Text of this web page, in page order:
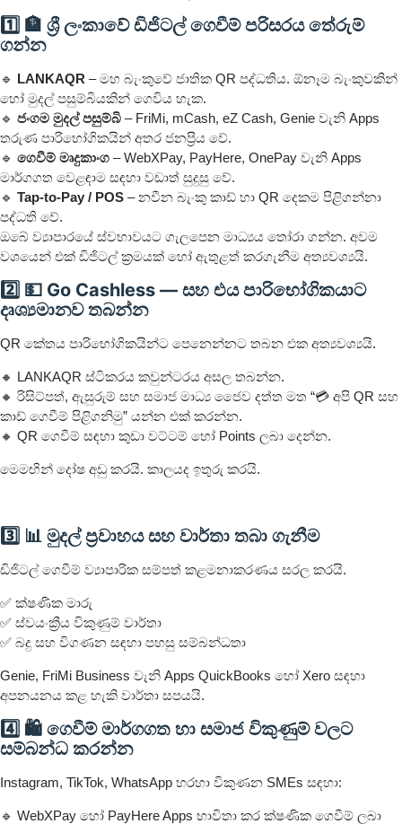
1️⃣ 🏦 ශ්‍රී ලංකාවේ ඩිජිටල් ගෙවීම් පරිසරය තේරුම්
ගන්න
🔹 LANKAQR – මහ බැංකුවේ ජාතික QR පද්ධතිය. ඕනෑම බැංකුවකින්
හෝ මුදල් පසුම්බියකින් ගෙවිය හැක.
🔹 ජංගම මුදල් පසුම්බි – FriMi, mCash, eZ Cash, Genie වැනි Apps
තරුණ පාරිභෝගිකයින් අතර ජනප්‍රිය වේ.
🔹 ගෙවීම් මෘදුකාංග – WebXPay, PayHere, OnePay වැනි Apps
මාර්ගගත වෙළඳාම සඳහා වඩාත් සුදුසු වේ.
🔹 Tap-to-Pay / POS – නවීන බැංකු කාඩ් හා QR දෙකම පිළිගන්නා
පද්ධති වේ.
ඔබේ ව්‍යාපාරයේ ස්වභාවයට ගැලපෙන මාධ්‍යය තෝරා ගන්න. අවම
වශයෙන් එක් ඩිජිටල් ක්‍රමයක් හෝ ඇතුළත් කරගැනීම අත්‍යවශ්‍යයි.
2️⃣ 💵 Go Cashless — සහ එය පාරිභෝගිකයාට
දෘශ්‍යමානව තබන්න
QR කේතය පාරිභෝගිකයින්ට පෙනෙන්නට තබන එක අත්‍යවශ්‍යයි.
🔸 LANKAQR ස්ටිකරය කවුන්ටරය අසල තබන්න.
🔸 රිසිට්පත්, ඇසුරුම් සහ සමාජ මාධ්‍ය ජෛව දත්ත මත “💳 අපි QR සහ
කාඩ් ගෙවීම් පිළිගනිමු” යන්න එක් කරන්න.
🔸 QR ගෙවීම් සඳහා කුඩා වට්ටම් හෝ Points ලබා දෙන්න.
මෙමඟින් දෝෂ අඩු කරයි. කාලයද ඉතුරු කරයි.
3️⃣ 📊 මුදල් ප්‍රවාහය සහ වාර්තා තබා ගැනීම
ඩිජිටල් ගෙවීම් ව්‍යාපාරික සම්පත් කළමනාකරණය සරල කරයි.
✅ ක්ෂණික මාරු
✅ ස්වයංක්‍රීය විකුණුම් වාර්තා
✅ බදු සහ විගණන සඳහා පහසු සම්බන්ධතා
Genie, FriMi Business වැනි Apps QuickBooks හෝ Xero සඳහා
අපනයනය කළ හැකි වාර්තා සපයයි.
4️⃣ 🛍️ ගෙවීම් මාර්ගගත හා සමාජ විකුණුම් වලට
සම්බන්ධ කරන්න
Instagram, TikTok, WhatsApp හරහා විකුණන SMEs සඳහා:
🔹 WebXPay හෝ PayHere Apps භාවිතා කර ක්ෂණික ගෙවීම් ලබා